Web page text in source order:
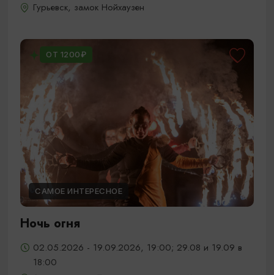
Гурьевск, замок Нойхаузен
ОТ 1200₽
САМОЕ ИНТЕРЕСНОЕ
Ночь огня
02.05.2026 - 19.09.2026, 19:00; 29.08 и 19.09 в
18:00